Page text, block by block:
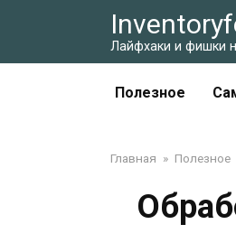
Лайфхаки и фишки
Полезное
Главная » Полезное